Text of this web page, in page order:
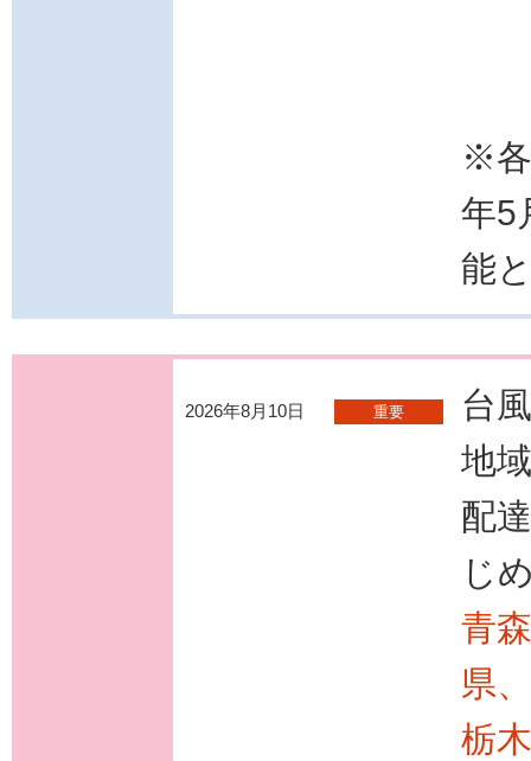
※各
年5
能
2026年8月10日 重要
台
地
配
じ
青
県
栃